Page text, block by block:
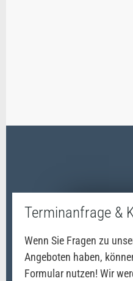
Terminanfrage &
Wenn Sie Fragen zu
Angeboten haben,
Formular nutzen! Wir